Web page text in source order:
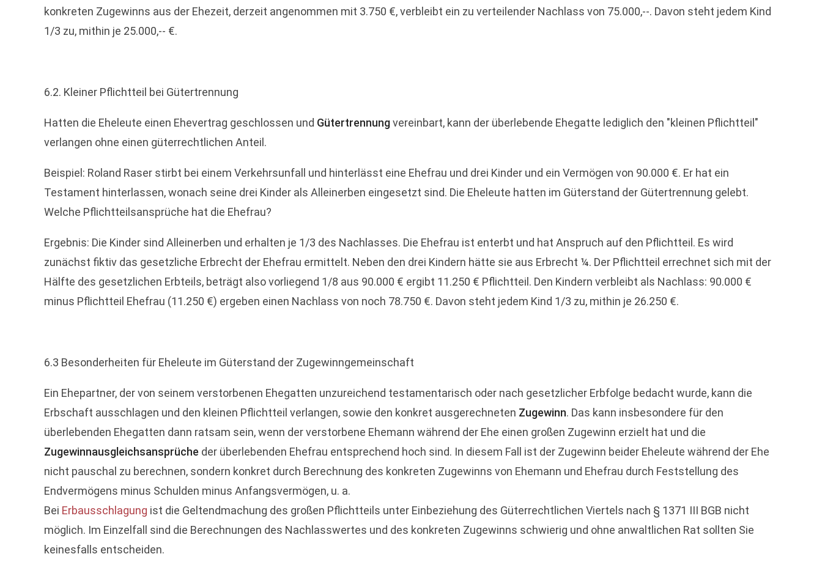
konkreten Zugewinns aus der Ehezeit, derzeit angenommen mit 3.750 €, verbleibt ein zu verteilender Nachlass von 75.000,--. Davon steht jedem Kind
1/3 zu, mithin je 25.000,-- €.
6.2. Kleiner Pflichtteil bei Gütertrennung
Hatten die Eheleute einen Ehevertrag geschlossen und Gütertrennungvereinbart, kann der überlebende Ehegatte lediglich den "kleinen Pflichtteil"
verlangen ohne einen güterrechtlichen Anteil.
Beispiel: Roland Raser stirbt bei einem Verkehrsunfall und hinterlässt eine Ehefrau und drei Kinder und ein Vermögen von 90.000 €. Er hat ein
Testament hinterlassen, wonach seine drei Kinder als Alleinerben eingesetzt sind. Die Eheleute hatten im Güterstand der Gütertrennung gelebt.
Welche Pflichtteilsansprüche hat die Ehefrau?
Ergebnis: Die Kinder sind Alleinerben und erhalten je 1/3 des Nachlasses. Die Ehefrau ist enterbt und hat Anspruch auf den Pflichtteil. Es wird
zunächst fiktiv das gesetzliche Erbrecht der Ehefrau ermittelt. Neben den drei Kindern hätte sie aus Erbrecht ¼. Der Pflichtteil errechnet sich mit der
Hälfte des gesetzlichen Erbteils, beträgt also vorliegend 1/8 aus 90.000 € ergibt 11.250 € Pflichtteil. Den Kindern verbleibt als Nachlass: 90.000 €
minus Pflichtteil Ehefrau (11.250 €) ergeben einen Nachlass von noch 78.750 €. Davon steht jedem Kind 1/3 zu, mithin je 26.250 €.
6.3 Besonderheiten für Eheleute im Güterstand der Zugewinngemeinschaft
Ein Ehepartner, der von seinem verstorbenen Ehegatten unzureichend testamentarisch oder nach gesetzlicher Erbfolge bedacht wurde, kann die
Erbschaft ausschlagen und den kleinen Pflichtteil verlangen, sowie den konkret ausgerechneten Zugewinn. Das kann insbesondere für den
überlebenden Ehegatten dann ratsam sein, wenn der verstorbene Ehemann während der Ehe einen großen Zugewinn erzielt hat und die
Zugewinnausgleichsansprüche der überlebenden Ehefrau entsprechend hoch sind. In diesem Fall ist der Zugewinn beider Eheleute während der Ehe
nicht pauschal zu berechnen, sondern konkret durch Berechnung des konkreten Zugewinns von Ehemann und Ehefrau durch Feststellung des
Endvermögens minus Schulden minus Anfangsvermögen, u. a.
Bei Erbausschlagung ist die Geltendmachung des großen Pflichtteils unter Einbeziehung des Güterrechtlichen Viertels nach § 1371 III BGB nicht
möglich. Im Einzelfall sind die Berechnungen des Nachlasswertes und des konkreten Zugewinns schwierig und ohne anwaltlichen Rat sollten Sie
keinesfalls entscheiden.